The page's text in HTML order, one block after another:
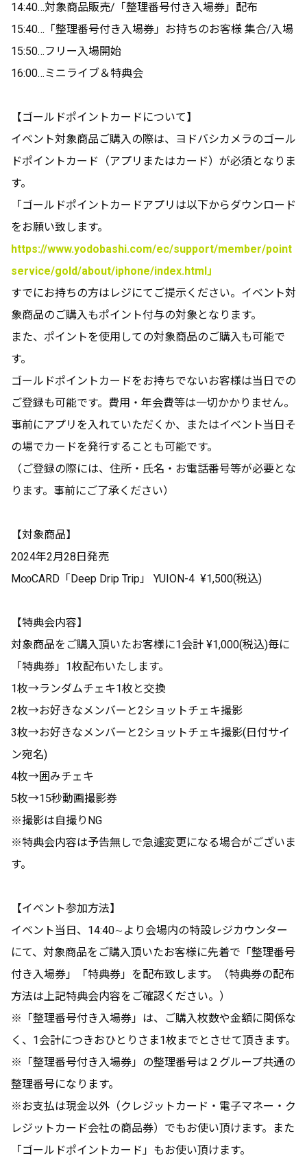
14:40…対象商品販売/「整理番号付き入場券」配布
15:40…「整理番号付き入場券」お持ちのお客様 集合/入場
15:50…フリー入場開始
16:00…ミニライブ＆特典会
【ゴールドポイントカードについて】
イベント対象商品ご購入の際は、ヨドバシカメラのゴール
ドポイントカード（アプリまたはカード）が必須となりま
す。
「ゴールドポイントカードアプリは以下からダウンロード
をお願い致します。
https://www.yodobashi.com/ec/support/member/point
service/gold/about/iphone/index.html」
すでにお持ちの方はレジにてご提示ください。イベント対
象商品のご購入もポイント付与の対象となります。
また、ポイントを使用しての対象商品のご購入も可能で
す。
ゴールドポイントカードをお持ちでないお客様は当日での
ご登録も可能です。費用・年会費等は一切かかりません。
事前にアプリを入れていただくか、またはイベント当日そ
の場でカードを発行することも可能です。
（ご登録の際には、住所・氏名・お電話番号等が必要とな
ります。事前にご了承ください）
【対象商品】
2024年2月28日発売
M∞CARD「Deep Drip Trip」 YUION-4 ¥1,500(税込)
【特典会内容】
対象商品をご購入頂いたお客様に1会計 ¥1,000(税込)毎に
「特典券」1枚配布いたします。
1枚→ランダムチェキ1枚と交換
2枚→お好きなメンバーと2ショットチェキ撮影
3枚→お好きなメンバーと2ショットチェキ撮影(日付サイ
ン宛名)
4枚→囲みチェキ
5枚→15秒動画撮影券
※撮影は自撮りNG
※特典会内容は予告無しで急遽変更になる場合がございま
す。
【イベント参加方法】
イベント当日、14:40∼より会場内の特設レジカウンター
にて、対象商品をご購入頂いたお客様に先着で「整理番号
付き入場券」「特典券」を配布致します。（特典券の配布
方法は上記特典会内容をご確認ください。）
※「整理番号付き入場券」は、ご購入枚数や金額に関係な
く、1会計につきおひとりさま1枚までとさせて頂きます。
※「整理番号付き入場券」の整理番号は２グループ共通の
整理番号になります。
※お支払は現金以外（クレジットカード・電子マネー・ク
レジットカード会社の商品券）でもお使い頂けます。また
「ゴールドポイントカード」もお使い頂けます。